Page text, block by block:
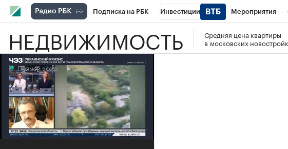
Подписка на РБК Инвестиции Мероприятия
РБК Вино Спорт Школа управления РБК РБК
Кредитные рейтинги
Проверка контрагентов
НЕДВИЖИМОСТЬ
Средняя цена квартиры
в московских
Прямой эфир
Прямой эфир